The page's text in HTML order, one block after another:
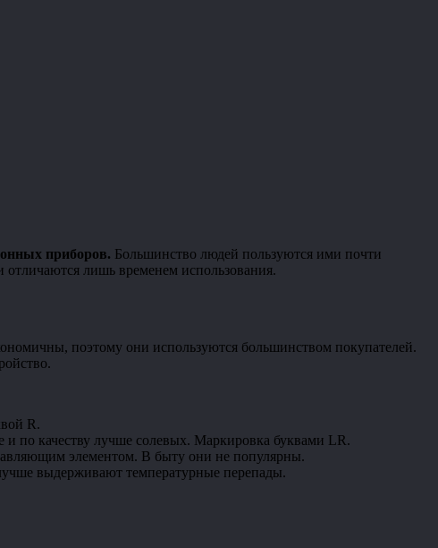
приборов. Большинство людей пользуются ими почти
отличаются лишь временем использования.
поэтому они используются большинством покупателей.
R.
по качеству лучше солевых. Маркировка буквами LR.
элементом. В быту они не популярны.
выдерживают температурные перепады.